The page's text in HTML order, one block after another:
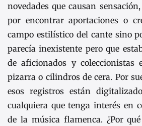
novedades que causan
por encontrar aportaciones o
campo estilístico del cante sino
parecía inexistente pero que
de aficionados y coleccionistas
pizarra o cilindros de cera. Por
esos registros están
cualquiera que tenga interés en
de la música flamenca. ¿Por